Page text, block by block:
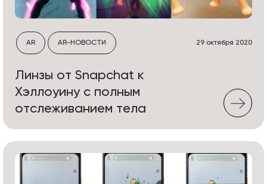
AR AR-НОВОСТИ 29 октября 2020
Линзы от Snapchat к
Хэллоуину с полным
отслеживанием тела